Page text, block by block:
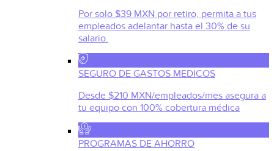
Por solo $39 MXN por retiro, permita a tus
empleados adelantar hasta el 30% de su
salario.
SEGURO DE GASTOS MEDICOS
Desde $210 MXN/empleados/mes asegura a
tu equipo con 100% cobertura médica
PROGRAMAS DE AHORRO